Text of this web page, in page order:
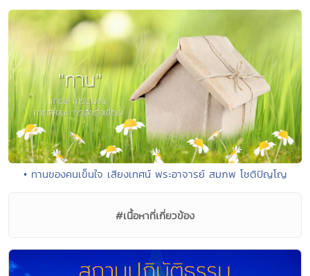
• ทานของคนเข็นใจ เสียงเทศน์ พระอาจารย์ สมภพ โชติปัญโญ
#เนื้อหาที่เกี่ยวข้อง